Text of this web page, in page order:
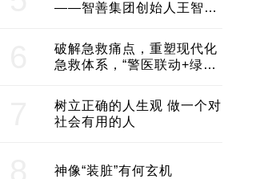
——智善集团创始人王智带
建医美产业良性生态圈
破解急救痛点，重塑现代化
急救体系，“警医联动+绿波
树立正确的人生观 做一个对
社会有用的人
神像“装脏”有何玄机